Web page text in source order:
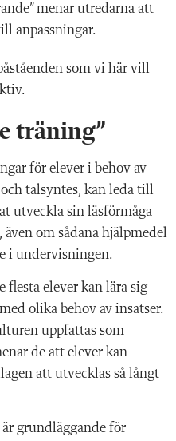
menar utredarna att
anpassningar.
som vi här vill
träning”
för elever i behov av
talsyntes, kan leda till
utveckla sin läsförmåga
om sådana hjälpmedel
i undervisningen.
elever kan lära sig
olika behov av insatser.
uppfattas som
de att elever kan
att utvecklas så långt
grundläggande för